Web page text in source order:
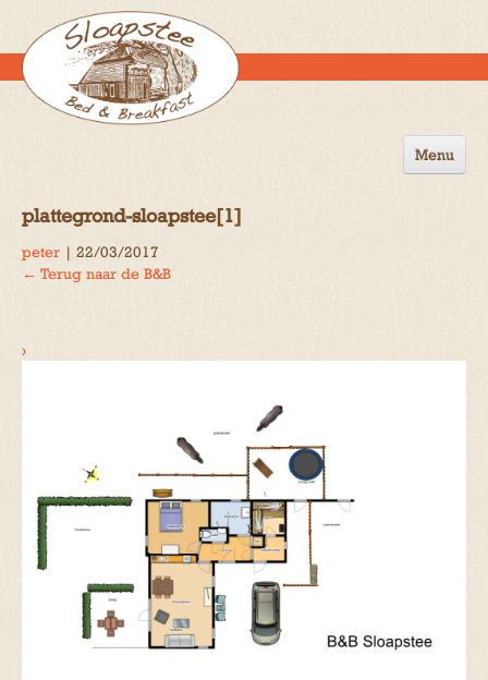
Menu
plattegrond-sloapstee[1]
peter | 22/03/2017
← Terug naar de B&B
›